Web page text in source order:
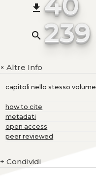
file_download
search 239
+Altre Info
capitoli nello stesso volume
how to cite
metadati
open access
peer reviewed
+ Condividi